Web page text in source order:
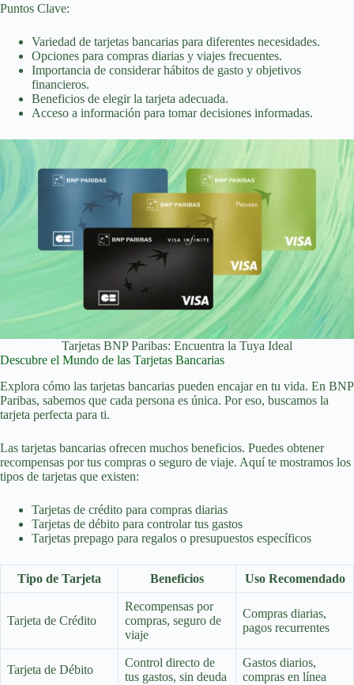
Puntos Clave:
Variedad de tarjetas bancarias para diferentes necesidades.
Opciones para compras diarias y viajes frecuentes.
Importancia de considerar hábitos de gasto y objetivos
financieros.
Beneficios de elegir la tarjeta adecuada.
Acceso a información para tomar decisiones informadas.
Tarjetas BNP Paribas: Encuentra la Tuya Ideal
Descubre el Mundo de las Tarjetas Bancarias
Explora cómo las tarjetas bancarias pueden encajar en tu vida. En BNP
Paribas, sabemos que cada persona es única. Por eso, buscamos la
tarjeta perfecta para ti.
Las tarjetas bancarias ofrecen muchos beneficios. Puedes obtener
recompensas por tus compras o seguro de viaje. Aquí te mostramos los
tipos de tarjetas que existen:
Tarjetas de crédito para compras diarias
Tarjetas de débito para controlar tus gastos
Tarjetas prepago para regalos o presupuestos específicos
Tipo de Tarjeta Beneficios Uso Recomendado
Tarjeta de Crédito
Recompensas por
compras, seguro de
viaje
Compras diarias,
pagos recurrentes
Tarjeta de Débito
Control directo de
tus gastos, sin deuda
Gastos diarios,
compras en línea